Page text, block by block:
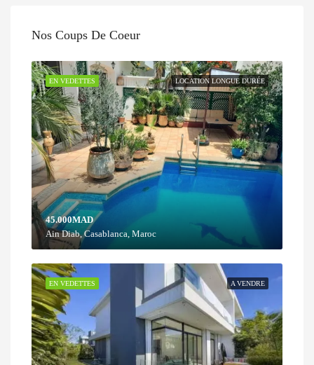
Nos Coups De Coeur
LOCATION LONGUE DURÉE
EN VEDETTES
45.000MAD
Ain Diab, Casablanca, Maroc
A VENDRE
EN VEDETTES